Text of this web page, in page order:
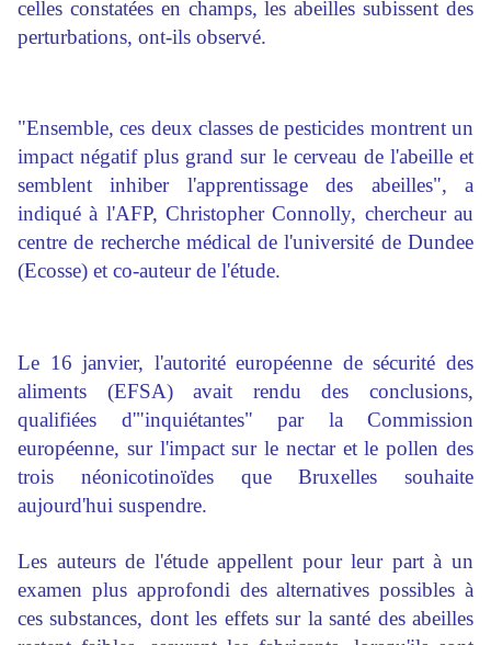
celles constatées en champs, les abeilles subissent des
perturbations, ont-ils observé.
"Ensemble, ces deux classes de pesticides montrent un
impact négatif plus grand sur le cerveau de l'abeille et
semblent inhiber l'apprentissage des abeilles", a
indiqué à l'AFP, Christopher Connolly, chercheur au
centre de recherche médical de l'université de Dundee
(Ecosse) et co-auteur de l'étude.
Le 16 janvier, l'autorité européenne de sécurité des
aliments (EFSA) avait rendu des conclusions,
qualifiées d'"inquiétantes" par la Commission
européenne, sur l'impact sur le nectar et le pollen des
trois néonicotinoïdes que Bruxelles souhaite
aujourd'hui suspendre.
Les auteurs de l'étude appellent pour leur part à un
examen plus approfondi des alternatives possibles à
ces substances, dont les effets sur la santé des abeilles